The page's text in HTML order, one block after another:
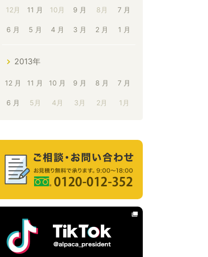
12月 11 月 10月 9 月 8月 7 月
6 月 5 月 4 月 3 月 2 月 1 月
2013年
12 月 11 月 10 月 9 月 8 月 7 月
6 月 5月 4月 3月 2月 1月